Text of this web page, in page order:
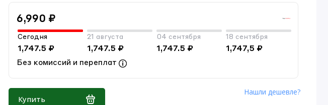
6,990 ₽
Сегодня
1,747.5 ₽
21 августа
1,747.5 ₽
04 сентября
1,747.5 ₽
18 сентября
1,747,5 ₽
Без комиссий и переплат
Купить
Нашли дешевле?